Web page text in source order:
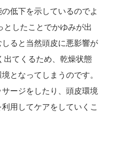
低下を示しているのでよ
としたことでかゆみが出
ると当然頭皮に悪影響が
出てくるため、乾燥状態
となってしまうのです。
ージをしたり、頭皮環境
用してケアをしていくこ